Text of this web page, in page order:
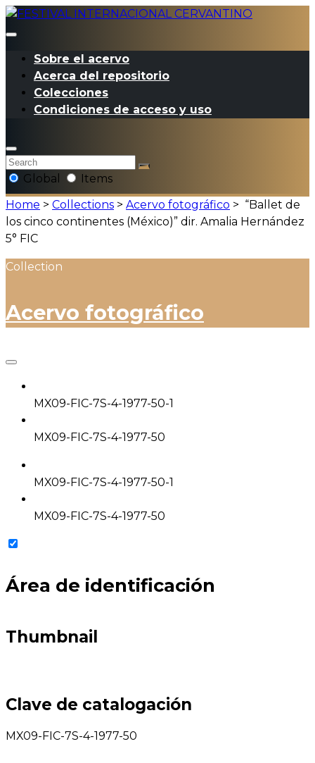
Sobre el acervo
Acerca del repositorio
Colecciones
Condiciones de acceso y uso
Global
Items
Home > Collections > Acervo fotográfico > “Ballet de
los cinco continentes (México)” dir. Amalia Hernández
5° FIC
Collection
Acervo fotográfico
MX09-FIC-7S-4-1977-50-1
MX09-FIC-7S-4-1977-50
MX09-FIC-7S-4-1977-50-1
MX09-FIC-7S-4-1977-50
Área de identificación
Thumbnail
Clave de catalogación
MX09-FIC-7S-4-1977-50